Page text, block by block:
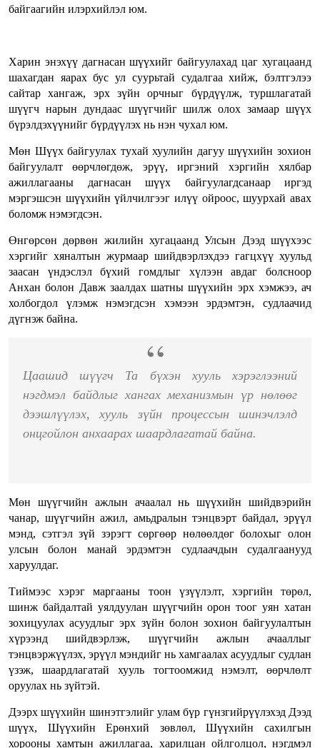
байгаагийн илэрхийлэл юм.
Харин энэхүү дагнасан шүүхийг байгуулахад цаг хугацаанд
шахагдан яарах бус ул суурьтай судалгаа хийж, бэлтгэлээ
сайтар хангаж, эрх зүйн орчныг бүрдүүлж, туршлагатай
шүүгч нарын дундаас шүүгчийг шилж олох замаар шүүх
бүрэлдэхүүнийг бүрдүүлэх нь нэн чухал юм.
Мөн Шүүх байгуулах тухай хуулийн дагуу шүүхийн зохион
байгуулалт өөрчлөгдөж, эрүү, иргэний хэргийн хялбар
ажиллагааны дагнасан шүүх байгуулагдсанаар иргэд
мэргэшсэн шүүхийн үйлчилгээг илүү ойроос, шуурхай авах
боломж нэмэгдсэн.
Өнгөрсөн дөрвөн жилийн хугацаанд Улсын Дээд шүүхээс
хэргийг хяналтын журмаар шийдвэрлэхдээ гагцхүү хуульд
заасан үндэслэл бүхий гомдлыг хүлээн авдаг болсноор
Анхан болон Давж заалдах шатны шүүхийн эрх хэмжээ, ач
холбогдол үлэмж нэмэгдсэн хэмээн эрдэмтэн, судлаачид
дүгнэж байна.
Цаашид шүүгч Та бүхэн хууль хэрэглээний
нэгдмэл байдлыг хангах механизмын үр нөлөөг
дээшлүүлэх, хууль зүйн процессын шинэчлэлд
онцгойлон анхаарах шаардлагатай байна.
Мөн шүүгчийн ажлын ачаалал нь шүүхийн шийдвэрийн
чанар, шүүгчийн ажил, амьдралын тэнцвэрт байдал, эрүүл
мэнд, сэтгэл зүй зэрэгт сөргөөр нөлөөлдөг болохыг олон
улсын болон манай эрдэмтэн судлаачдын судалгаанууд
харуулдаг.
Тиймээс хэрэг маргааны тоон үзүүлэлт, хэргийн төрөл,
шинж байдалтай уялдуулан шүүгчийн орон тоог уян хатан
зохицуулах асуудлыг эрх зүйн болон зохион байгуулалтын
хүрээнд шийдвэрлэж, шүүгчийн ажлын ачааллыг
тэнцвэржүүлэх, эрүүл мэндийг нь хамгаалах асуудлыг судлан
үзэж, шаардлагатай хууль тогтоомжид нэмэлт, өөрчлөлт
оруулах нь зүйтэй.
Дээрх шүүхийн шинэтгэлийг улам бүр гүнзгийрүүлэхэд Дээд
шүүх, Шүүхийн Ерөнхий зөвлөл, Шүүхийн сахилгын
хорооны хамтын ажиллагаа, харилцан ойлголцол, нэгдмэл